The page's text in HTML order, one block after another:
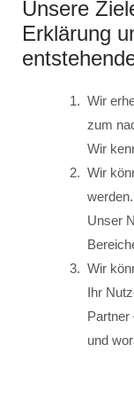
Unsere
Erklärung
Wir
zum
Wir
Wir
werden.
Unser
Wir
Ihr
Partner
und